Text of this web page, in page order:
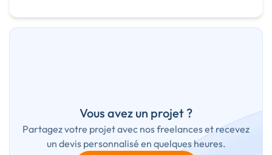
Vous avez un projet ?
Partagez votre projet avec nos freelances et recevez
un devis personnalisé en quelques heures.